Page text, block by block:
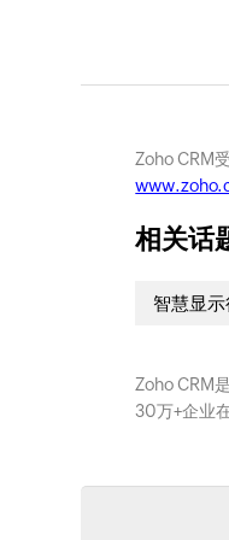
Zoho CRM
相关话
智慧显
Zoho CRM
30万+企业